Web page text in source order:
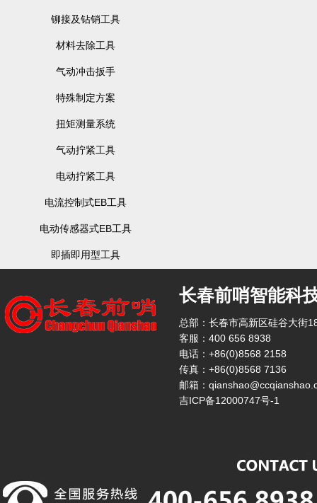
铆接及钻销工具
材料去除工具
气动冲击扳手
特殊制定方案
扭矩测量系统
气动拧紧工具
电动拧紧工具
电流控制式EB工具
电动传感器式EB工具
即插即用型工具
长春前哨智能科
总部：长春市高新区硅谷大街
客服：400 656 8938
电话：+86(0)8568 2158
传真：+86(0)8568 7136
邮箱：
吉ICP备12000747号-1